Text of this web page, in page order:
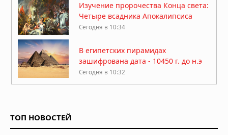
Изучение пророчества Конца света:
Четыре всадника Апокалипсиса
Сегодня в 10:34
В египетских пирамидах
зашифрована дата - 10450 г. до н.э
Сегодня в 10:32
ТОП НОВОСТЕЙ